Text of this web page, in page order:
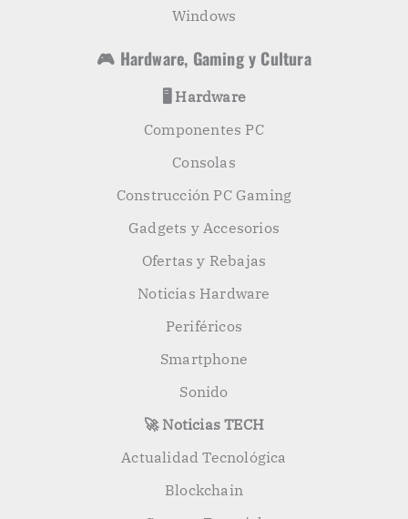
Windows
🎮 Hardware, Gaming y Cultura
🖥️ Hardware
Componentes PC
Consolas
Construcción PC Gaming
Gadgets y Accesorios
Ofertas y Rebajas
Noticias Hardware
Periféricos
Smartphone
Sonido
🚀 Noticias TECH
Actualidad Tecnológica
Blockchain